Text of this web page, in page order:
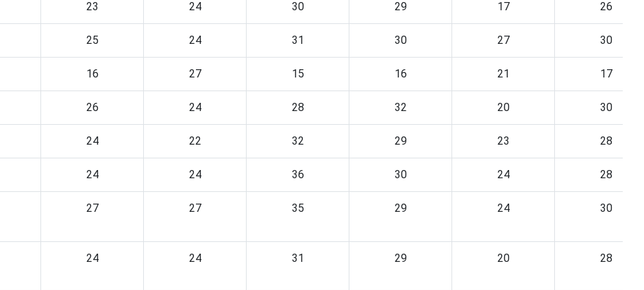
23 24 30 29 17 26
25 24 31 30 27 30
16 27 15 16 21 17
26 24 28 32 20 30
24 22 32 29 23 28
24 24 36 30 24 28
27 27 35 29 24 30
24 24 31 29 20 28